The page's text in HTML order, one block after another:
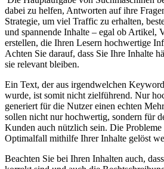
dabei zu helfen, Antworten auf ihre
Strategie, um viel Traffic zu erhalten,
und spannende Inhalte – egal ob Artikel,
erstellen, die Ihren Lesern hochwertige
Achten Sie darauf, dass Sie Ihre Inhalte
sie relevant bleiben.
Ein Text, der aus irgendwelchen
wurde, ist somit nicht zielführend. Nur
generiert für die Nutzer einen echten
sollen nicht nur hochwertig, sondern für
Kunden auch nützlich sein. Die Probleme
Optimalfall mithilfe Ihrer Inhalte gelöst
Beachten Sie bei Ihren Inhalten auch,